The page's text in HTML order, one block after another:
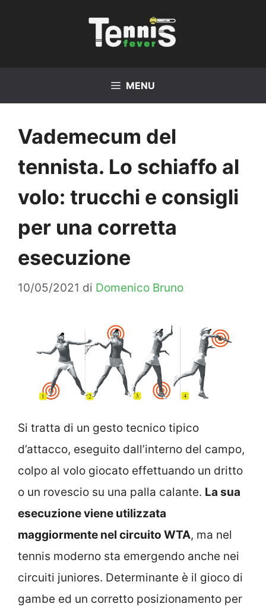
MENU
Vademecum del
tennista. Lo schiaffo al
volo: trucchi e consigli
per una corretta
esecuzione
10/05/2021 di Domenico Bruno
Si tratta di un gesto tecnico tipico
d’attacco, eseguito dall’interno del campo,
colpo al volo giocato effettuando un dritto
o un rovescio su una palla calante. La sua
esecuzione viene utilizzata
maggiormente nel circuito WTA, ma nel
tennis moderno sta emergendo anche nei
circuiti juniores. Determinante è il gioco di
gambe ed un corretto posizionamento per